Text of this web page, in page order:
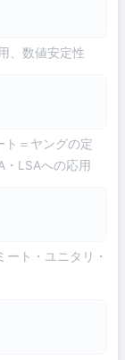
、数値安定性
ト＝ヤングの定
LSAへの応用
ト・ユニタリ・